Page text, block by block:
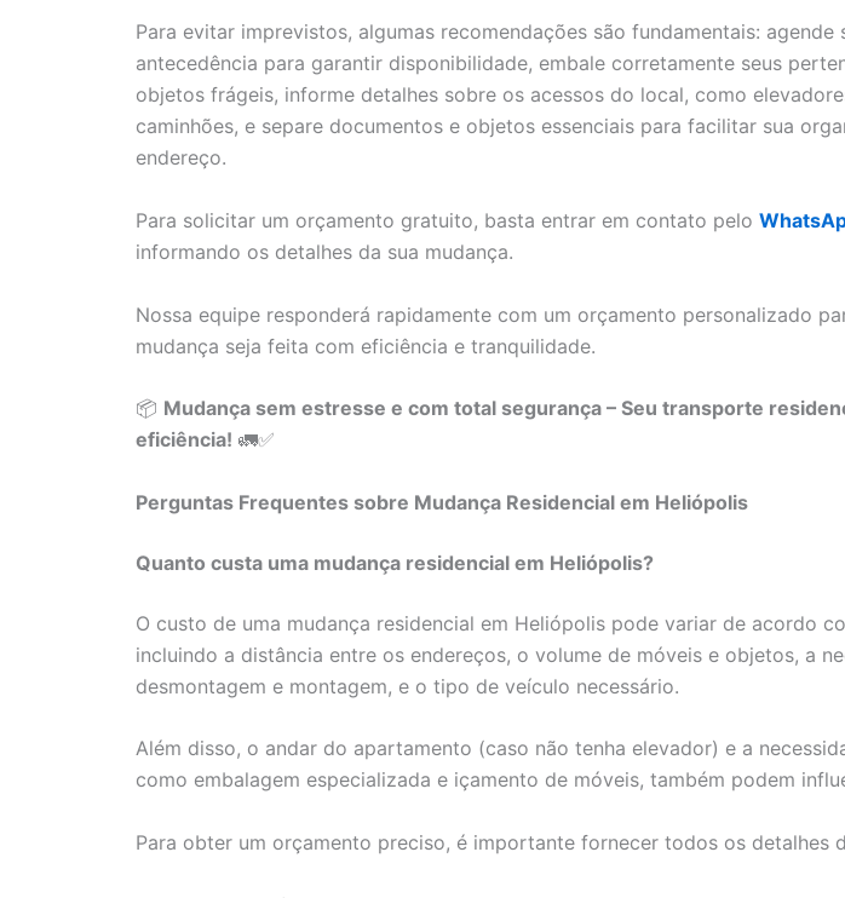
Para evitar imprevistos, algumas recomendações são fundamentais: agende
antecedência para garantir disponibilidade, embale corretamente seus
objetos frágeis, informe detalhes sobre os acessos do local, como
caminhões, e separe documentos e objetos essenciais para facilitar sua
endereço.
Para solicitar um orçamento gratuito, basta entrar em contato pelo
informando os detalhes da sua mudança.
Nossa equipe responderá rapidamente com um orçamento personalizado
mudança seja feita com eficiência e tranquilidade.
📦 Mudança sem estresse e com total segurança – Seu transporte
eficiência! 🚛✅
Perguntas Frequentes sobre Mudança Residencial em Heliópolis
Quanto custa uma mudança residencial em Heliópolis?
O custo de uma mudança residencial em Heliópolis pode variar de acordo
incluindo a distância entre os endereços, o volume de móveis e objetos, a
desmontagem e montagem, e o tipo de veículo necessário.
Além disso, o andar do apartamento (caso não tenha elevador) e a
como embalagem especializada e içamento de móveis, também podem
Para obter um orçamento preciso, é importante fornecer todos os detalhes